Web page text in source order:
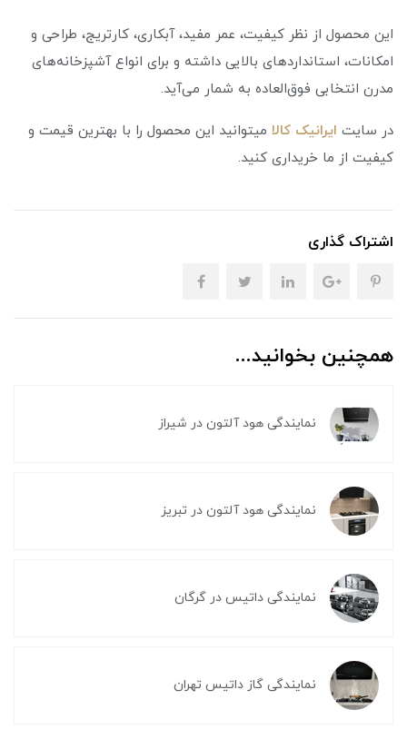
این محصول از نظر کیفیت، عمر مفید، آبکاری، کارتریج، طراحی و
امکانات، استانداردهای بالایی داشته و برای انواع آشپزخانه‌های
مدرن انتخابی فوق‌العاده به شمار می‌آید.
در سایت ایرانیک کالا میتوانید این محصول را با بهترین قیمت و
کیفیت از ما خریداری کنید.
اشتراک گذاری
همچنین بخوانید...
نمایندگی هود آلتون در شیراز
نمایندگی هود آلتون در تبریز
نمایندگی داتیس در گرگان
نمایندگی گاز داتیس تهران